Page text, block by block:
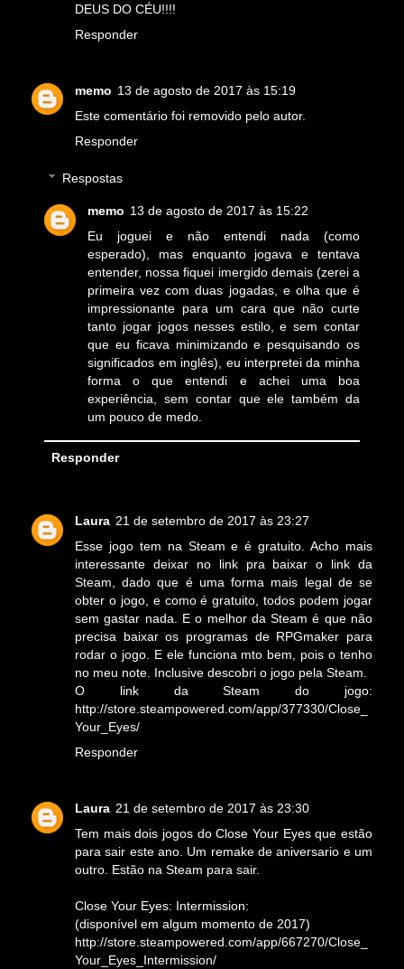
DEUS DO CÉU!!!!
Responder
memo 13 de agosto de 2017 às 15:19
Este comentário foi removido pelo autor.
Responder
Respostas
memo 13 de agosto de 2017 às 15:22
Eu joguei e não entendi nada (como
esperado), mas enquanto jogava e tentava
entender, nossa fiquei imergido demais (zerei a
primeira vez com duas jogadas, e olha que é
impressionante para um cara que não curte
tanto jogar jogos nesses estilo, e sem contar
que eu ficava minimizando e pesquisando os
significados em inglês), eu interpretei da minha
forma o que entendi e achei uma boa
experiência, sem contar que ele também da
um pouco de medo.
Responder
Laura 21 de setembro de 2017 às 23:27
Esse jogo tem na Steam e é gratuito. Acho mais
interessante deixar no link pra baixar o link da
Steam, dado que é uma forma mais legal de se
obter o jogo, e como é gratuito, todos podem jogar
sem gastar nada. E o melhor da Steam é que não
precisa baixar os programas de RPGmaker para
rodar o jogo. E ele funciona mto bem, pois o tenho
no meu note. Inclusive descobri o jogo pela Steam.
O link da Steam do jogo:
http://store.steampowered.com/app/377330/Close_
Your_Eyes/
Responder
Laura 21 de setembro de 2017 às 23:30
Tem mais dois jogos do Close Your Eyes que estão
para sair este ano. Um remake de aniversario e um
outro. Estão na Steam para sair.
Close Your Eyes: Intermission:
(disponível em algum momento de 2017)
http://store.steampowered.com/app/667270/Close_
Your_Eyes_Intermission/